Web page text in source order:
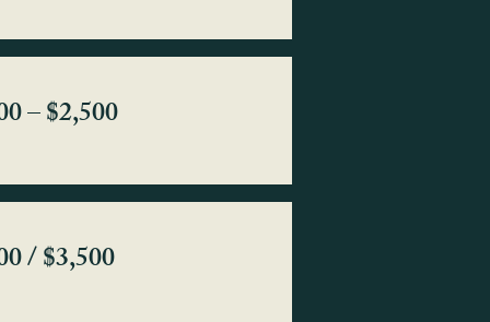
– $2,500
/ $3,500